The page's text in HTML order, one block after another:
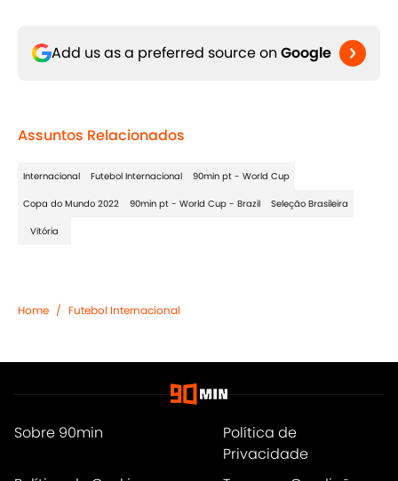
Add us as a preferred source on Google
Assuntos Relacionados
Internacional Futebol Internacional 90min pt - World Cup
Copa do Mundo 2022 90min pt - World Cup - Brazil Seleção Brasileira
Vitória
Home / Futebol Internacional
Sobre 90min
Política de
Privacidade